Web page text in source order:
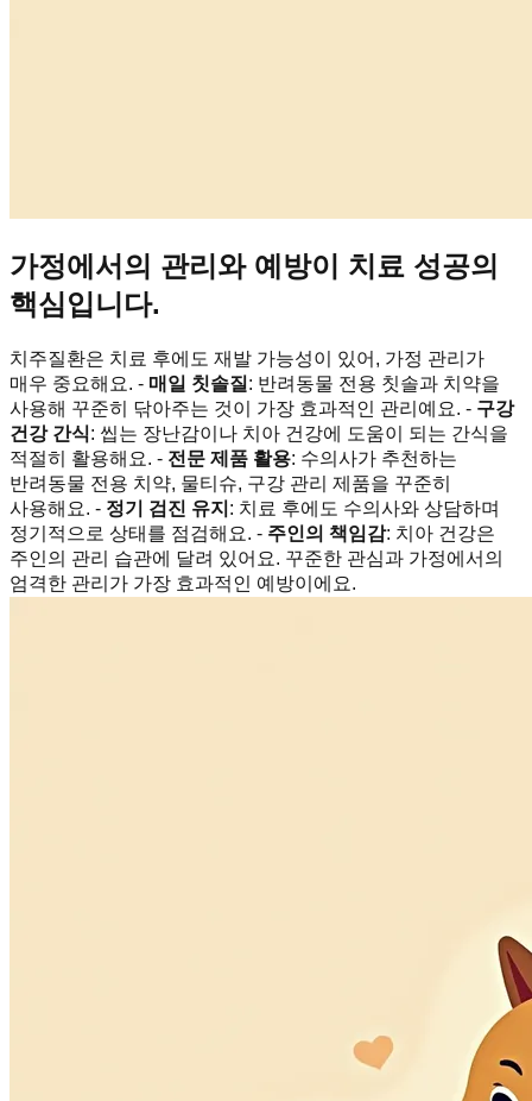
가정에서의 관리와 예방이 치료 성공의
핵심입니다.
치주질환은 치료 후에도 재발 가능성이 있어, 가정 관리가
매우 중요해요. - 매일 칫솔질 : 반려동물 전용 칫솔과 치약을
사용해 꾸준히 닦아주는 것이 가장 효과적인 관리예요. - 구강
건강 간식: 씹는 장난감이나 치아 건강에 도움이 되는 간식을
적절히 활용해요. - 전문 제품 활용: 수의사가 추천하는
반려동물 전용 치약, 물티슈, 구강 관리 제품을 꾸준히
사용해요. - 정기 검진 유지 : 치료 후에도 수의사와 상담하며
정기적으로 상태를 점검해요. - 주인의 책임감: 치아 건강은
주인의 관리 습관에 달려 있어요. 꾸준한 관심과 가정에서의
엄격한 관리가 가장 효과적인 예방이에요.